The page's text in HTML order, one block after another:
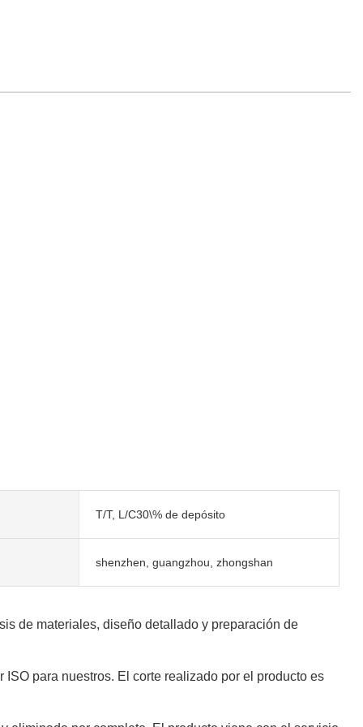
T/T, L/C30\% de depósito
shenzhen, guangzhou, zhongshan
de materiales, diseño detallado y preparación de
para nuestros. El corte realizado por el producto es